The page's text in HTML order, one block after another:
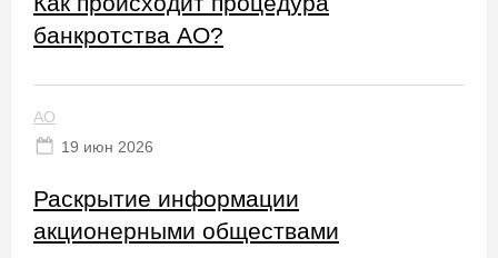
банкротства АО?
АО
19 июн 2026
Раскрытие информации
акционерными обществами